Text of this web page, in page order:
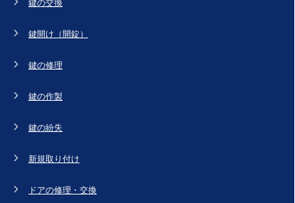
鍵の交換
鍵開け（開錠）
鍵の修理
鍵の作製
鍵の紛失
新規取り付け
ドアの修理・交換